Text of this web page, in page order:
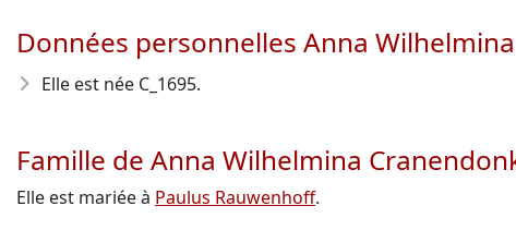
Données personnelles Anna
Elle est née C_1695.
Famille de Anna Wilhelmina
Elle est mariée à Paulus Rauwenhoff.